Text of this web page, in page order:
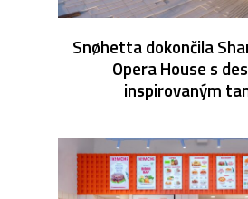
Snøhetta dokončila
Opera House s
inspirovaným